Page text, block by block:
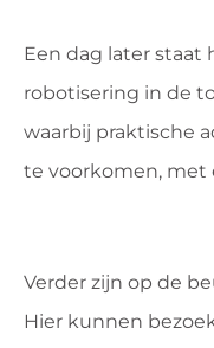
Een dag later
robotisering in de
waarbij praktische
te voorkomen, met
Verder zijn op de
Hier kunnen